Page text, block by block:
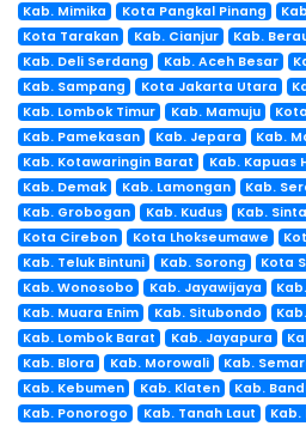
Kab. Mimika
Kota Pangkal Pinang
Kota Tarakan
Kab. Cianjur Kab.
Kab. Deli Serdang
Kab. Aceh Besar
Kab. Sampang
Kota Jakarta Utara
Kab. Lombok Timur
Kab. Mamuju
Kab. Pamekasan
Kab. Jepara Kab.
Kab. Kotawaringin Barat
Kab. Kapuas
Kab. Demak
Kab. Lamongan Kab.
Kab. Grobogan
Kab. Kudus Kab.
Kota Cirebon
Kota Lhokseumawe
Kab. Teluk Bintuni
Kab. Sorong Kota
Kab. Wonosobo
Kab. Jayawijaya
Kab. Muara Enim
Kab. Situbondo
Kab. Lombok Barat
Kab. Jayapura
Kab. Blora
Kab. Morowali Kab.
Kab. Kebumen
Kab. Klaten Kab.
Kab. Ponorogo
Kab. Tanah Laut Kab.